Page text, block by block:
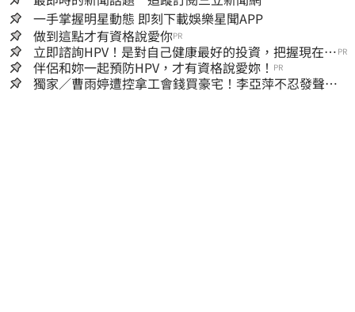
一手掌握明星動態 即刻下載娛樂星聞APP
做到這點才有資格說愛你PR
立即諮詢HPV！是對自己健康最好的投資，把握現在不
嫌晚！
PR
伴侶和妳一起預防HPV，才有資格說愛妳！ PR
獨家／曹雨婷遭控拿工會錢買豪宅！李亞萍不忍發聲：